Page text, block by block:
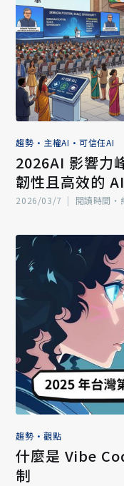
趨勢 • 主權AI •可信任AI
2026AI 影響力
韌性且高效的
2026/03/7 | 閱讀時間‧
趨勢 •觀點
什麼是 Vibe
制